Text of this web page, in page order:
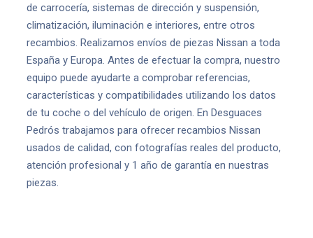
de carrocería, sistemas de dirección y suspensión,
climatización, iluminación e interiores, entre otros
recambios. Realizamos envíos de piezas Nissan a toda
España y Europa. Antes de efectuar la compra, nuestro
equipo puede ayudarte a comprobar referencias,
características y compatibilidades utilizando los datos
de tu coche o del vehículo de origen. En Desguaces
Pedrós trabajamos para ofrecer recambios Nissan
usados de calidad, con fotografías reales del producto,
atención profesional y 1 año de garantía en nuestras
piezas.